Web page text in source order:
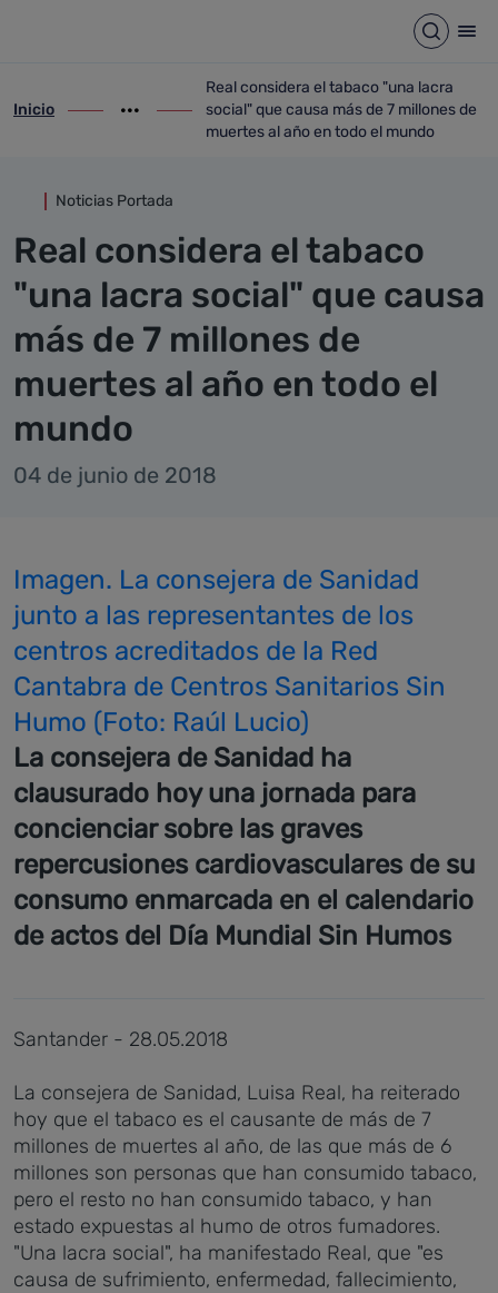
Abrir
ir-a inicio
Inicio
Mostrar opciones del camino de migas
ir-a Real considera el tabaco "una lacra
Real considera el tabaco "una lacra
social" que causa más de 7 millones de
muertes al año en todo el mundo
Noticias Portada
Real considera el tabaco
"una lacra social" que causa
más de 7 millones de
muertes al año en todo el
mundo
04 de junio de 2018
Imagen. La consejera de Sanidad
junto a las representantes de los
centros acreditados de la Red
Cantabra de Centros Sanitarios Sin
Humo (Foto: Raúl Lucio)
La consejera de Sanidad ha
clausurado hoy una jornada para
concienciar sobre las graves
repercusiones cardiovasculares de su
consumo enmarcada en el calendario
de actos del Día Mundial Sin Humos
Santander - 28.05.2018
La consejera de Sanidad, Luisa Real, ha reiterado
hoy que el tabaco es el causante de más de 7
millones de muertes al año, de las que más de 6
millones son personas que han consumido tabaco,
pero el resto no han consumido tabaco, y han
estado expuestas al humo de otros fumadores.
"Una lacra social", ha manifestado Real, que "es
causa de sufrimiento, enfermedad, fallecimiento,